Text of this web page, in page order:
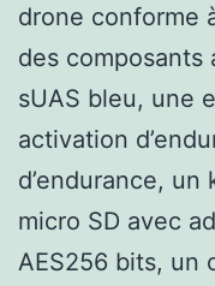
drone conforme
des
sUAS bleu, une
activation
d’endurance,
micro SD avec
AES256 bits, un